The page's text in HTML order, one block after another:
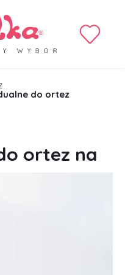
do ortez
ortez na